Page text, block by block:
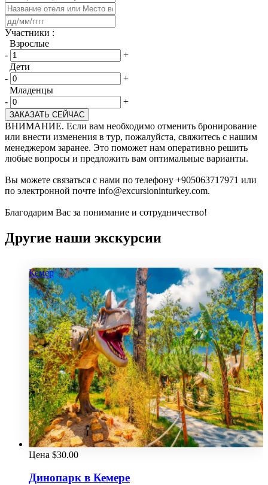
​Участники :
Взрослые
-
+
Дети
-
+
Младенцы
-
+
ЗАКАЗАТЬ СЕЙЧАС
ВНИМАНИЕ. Если вам необходимо отменить бронирование
или внести изменения в тур, пожалуйста, свяжитесь с нашим
менеджером заранее. Это поможет нам оперативно решить
любые вопросы и предложить вам оптимальные варианты.
Вы можете связаться с нами по телефону +905063717971 или
по электронной почте info@excursioninturkey.com.
Благодарим Вас за понимание и сотрудничество!
Другие наши экскурсии
Кемер
Цена $30.00
Динопарк в Кемере